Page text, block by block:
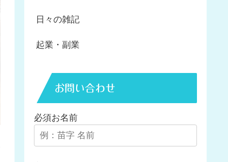
日々の雑記
起業・副業
お問い合わせ
必須お名前